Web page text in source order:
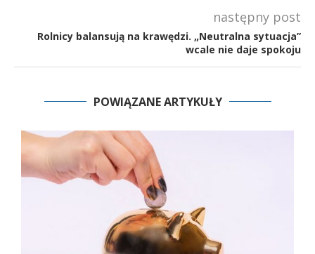
następny post
Rolnicy balansują na krawędzi. „Neutralna sytuacja”
wcale nie daje spokoju
POWIĄZANE ARTYKUŁY